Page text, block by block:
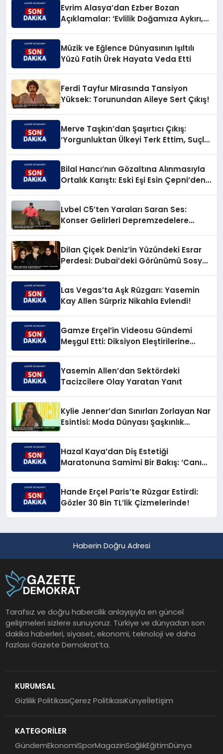
Evrim Alasya’dan Ezber Bozan
Açıklamalar: ‘Evlilik Doğamıza Aykırı,
Müzik ve Eğlence Dünyasının Işıltılı
Yüzü Fatih Ürek Hayata Veda Etti
Ferdi Tayfur Mirasında Tansiyon
Yüksek: Torunundan Aileye Sert Çıkış!
Merve Taşkın’dan Şaşırtıcı Çıkış:
‘Yorgunluktan Ülkeyi Terk Ettim, Suçlu
Bilal Hancı’nın Gözaltına Alınmasıyla
Ortalık Karıştı: Eski Eşi Esin Çepni’den
Lvbel C5’ten Yaraları Saran Ses:
Konser Gelirleri Depremzedelere
Dilan Çiçek Deniz’in Yüzündeki Esrar
Perdesi: Dubai’deki Görünümü Sosyal
Las Vegas’ta Aşk Rüzgarı: Yasemin
Kay Allen Sürpriz Nikahla Evlendi!
Gamze Erçel’in Videosu Gündemi
Meşgul Etti: Diksiyon Eleştirilerine
Yasemin Allen’dan Sektördeki
Tacizcilere Olay Yaratan Yanıt
Kylie Jenner’dan Sınırları Zorlayan Nar
Esintisi: Moda Dünyası Şaşkınlık
Hazal Kaya’dan Diş Estetiği
Maratonuna Samimi Bir Bakış: ‘Canım
Hande Erçel Paris’te Rüzgar Estirdi:
Gözler 30 Bin TL’lik Çizmelerinde!
Haberin Doğru Adresi
Tarafsız ve doğru habercilik anlayışıyla en güncel
gelişmeleri sizlere sunuyoruz. Türkiye ve dünyadan son
dakika haberleri, siyaset, ekonomi, teknoloji ve daha
fazlası Gazete Demokrat’ta.
KURUMSAL
Gizlilik PolitikasıÇerez PolitikasıKünyeİletişim
KATEGORİLER
GündemEkonomiSporMagazinSağlıkEğitimDünya